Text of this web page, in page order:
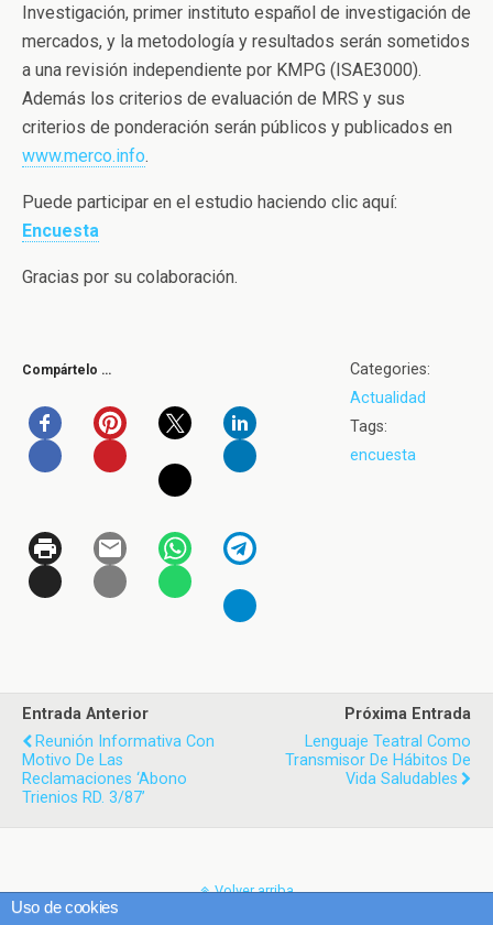
Investigación, primer instituto español de investigación de
mercados, y la metodología y resultados serán sometidos
a una revisión independiente por KMPG (ISAE3000).
Además los criterios de evaluación de MRS y sus
criterios de ponderación serán públicos y publicados en
www.merco.info.
Puede participar en el estudio haciendo clic aquí:
Encuesta
Gracias por su colaboración.
Compártelo …
Categories:
Actualidad
Tags:
encuesta
Entrada Anterior
Reunión Informativa Con
Motivo De Las
Reclamaciones ‘Abono
Trienios RD. 3/87’
Próxima Entrada
Lenguaje Teatral Como
Transmisor De Hábitos De
Vida Saludables
Volver arriba
Uso de cookies